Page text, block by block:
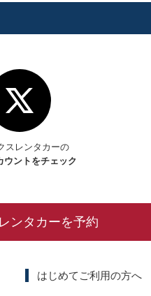
スレンタカーの
ウントをチェック
ンタカーを予約
はじめてご利用の方へ